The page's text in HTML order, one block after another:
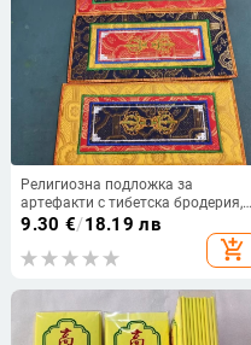
Религиозна подложка за
артефакти с тибетска бродерия,
дебела противохлъзгаща
подложка за статуя на Буда
9.30 €/18.19 лв
add_shopping_cart